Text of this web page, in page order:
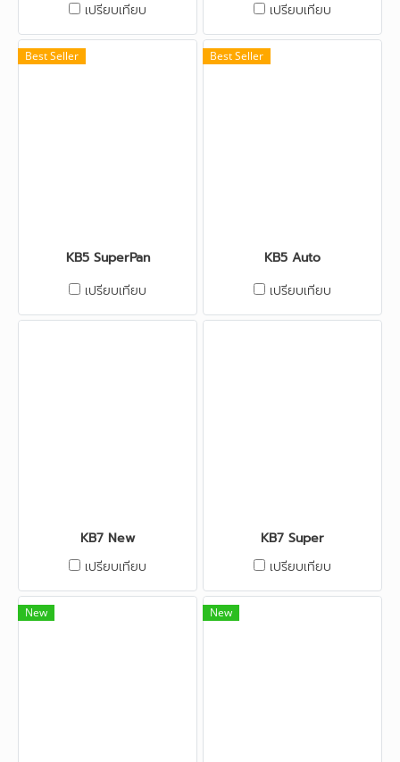
เปรียบเทียบ
เปรียบเทียบ
Best Seller
KB5 SuperPan
เปรียบเทียบ
Best Seller
KB5 Auto
เปรียบเทียบ
KB7 New
เปรียบเทียบ
KB7 Super
เปรียบเทียบ
New New